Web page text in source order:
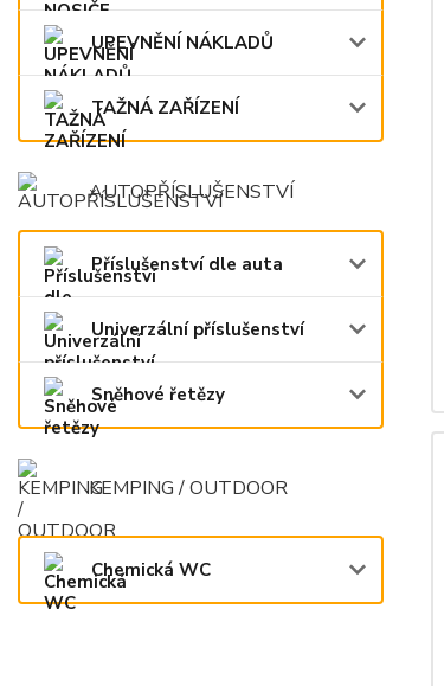
UPEVNĚNÍ NÁKLADŮ
TAŽNÁ ZAŘÍZENÍ
AUTOPŘÍSLUŠENSTVÍ
Příslušenství dle auta
Univerzální příslušenství
Sněhové řetězy
KEMPING / OUTDOOR
Chemická WC